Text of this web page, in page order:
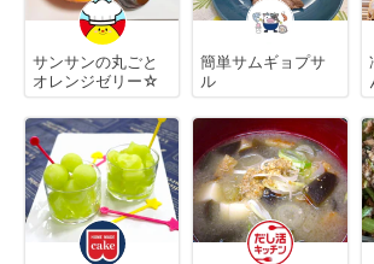
サンサンの丸ごと
オレンジゼリー☆
簡単サムギョプサ
ル